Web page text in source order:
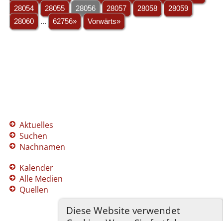
Diese Website verwendet
28054
28055 28056 28057 28058
28059
28060
... 62756» Vorwärts»
Aktuelles
Suchen
Nachnamen
Kalender
Alle Medien
Quellen